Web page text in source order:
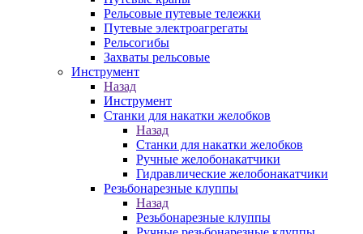
Рельсовые путевые тележки
Путевые электроагрегаты
Рельсогибы
Захваты рельсовые
Инструмент
Назад
Инструмент
Станки для накатки желобков
Назад
Станки для накатки желобков
Ручные желобонакатчики
Гидравлические желобонакатчики
Резьбонарезные клуппы
Назад
Резьбонарезные клуппы